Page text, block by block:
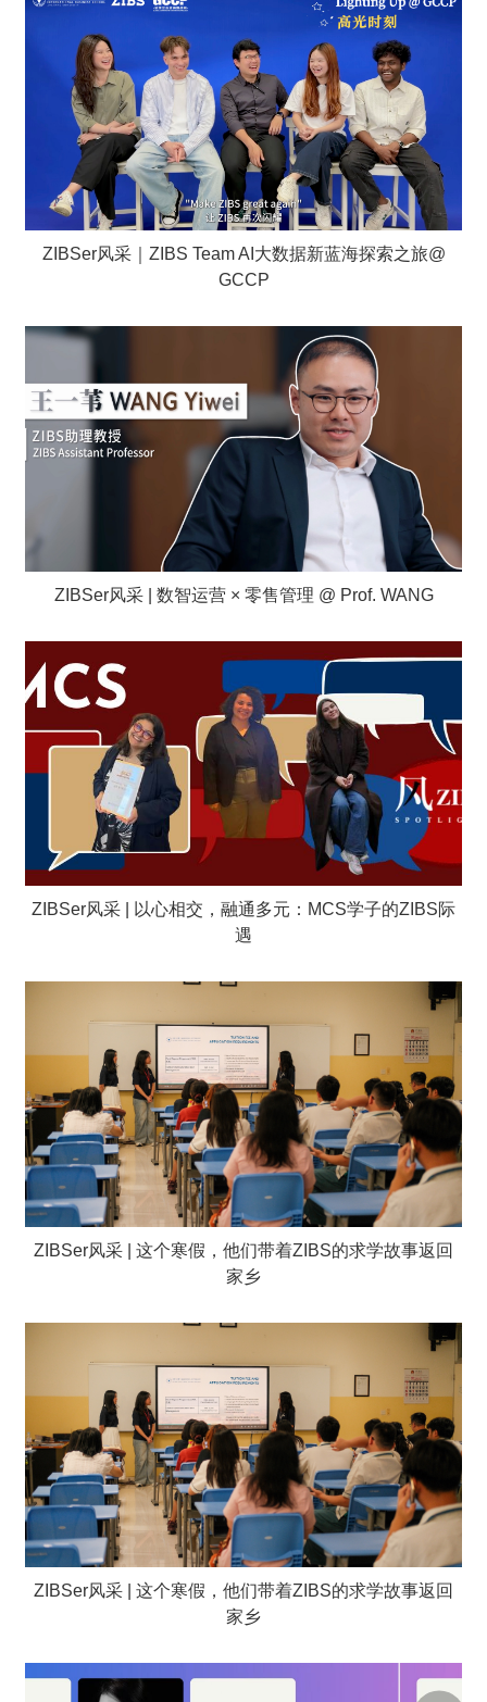
ZIBSer风采｜ZIBS Team AI大数据新蓝海探索之旅@
GCCP
ZIBSer风采 | 数智运营 × 零售管理 @ Prof. WANG
ZIBSer风采 | 以心相交，融通多元：MCS学子的ZIBS际
遇
ZIBSer风采 | 这个寒假，他们带着ZIBS的求学故事返回
家乡
ZIBSer风采 | 这个寒假，他们带着ZIBS的求学故事返回
家乡